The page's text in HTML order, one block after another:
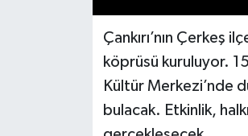
Çankırı’nın Çerkeş
köprüsü kuruluyor.
Kültür Merkezi’nde
bulacak. Etkinlik,